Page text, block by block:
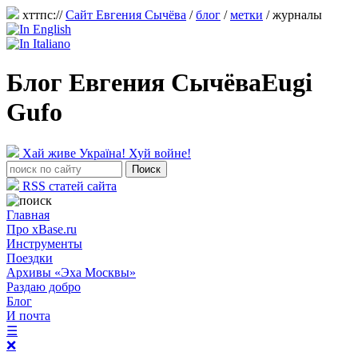
хттпс://Сайт Евгения Сычёва /блог /метки / журналы
Блог Евгения СычёваEugi
Gufo
Хай живе Україна! Хуй войне!
RSS статей сайта
Главная
Про xBase.ru
Инструменты
Поездки
Архивы «Эха Москвы»
Раздаю добро
Блог
И почта
☰
❌